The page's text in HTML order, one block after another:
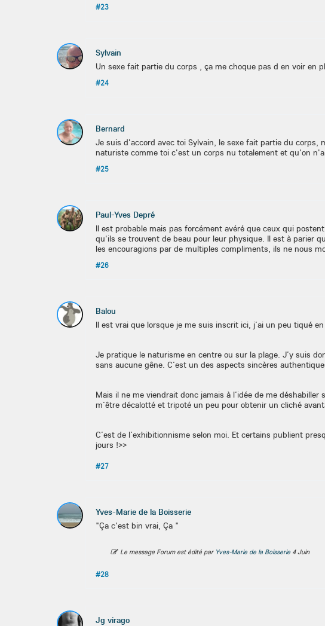
#23
Sylvain
Un sexe fait partie du corps , ça me choque pas d en voir en
#24
Bernard
Je suis d'accord avec toi Sylvain, le sexe fait partie du
naturiste comme toi c'est un corps nu totalement et qu'on
#25
Paul-Yves Depré
Il est probable mais pas forcément avéré que ceux qui
qu'ils se trouvent de beau pour leur physique. Il est à parier
les encouragions par de multiples compliments, ils ne nous
#26
Balou
Il est vrai que lorsque je me suis inscrit ici, j’ai un peu tiqué
Je pratique le naturisme en centre ou sur la plage. J’y suis
sans aucune gêne. C’est un des aspects sincères
Mais il ne me viendrait donc jamais à l’idée de me
m’être décalotté et tripoté un peu pour obtenir un cliché
C’est de l’exhibitionnisme selon moi. Et certains publient
jours !>>
#27
Yves-Marie de la Boisserie
"Ça c'est bin vrai, Ça "
Le message Forum est édité par Yves-Marie de la Boisserie 4 Juin
#28
Jg virago